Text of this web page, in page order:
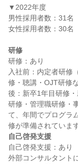
▼2022年度
男性採用者数：31名
女性採用者数：30名
研修
研修：あり
入社前：内定者研修
修・聴講・OJT研修
後：新卒1年目研修
研修・管理職研修・
て、年間でプログラ
自己啓発支援
自己啓発支援：あり